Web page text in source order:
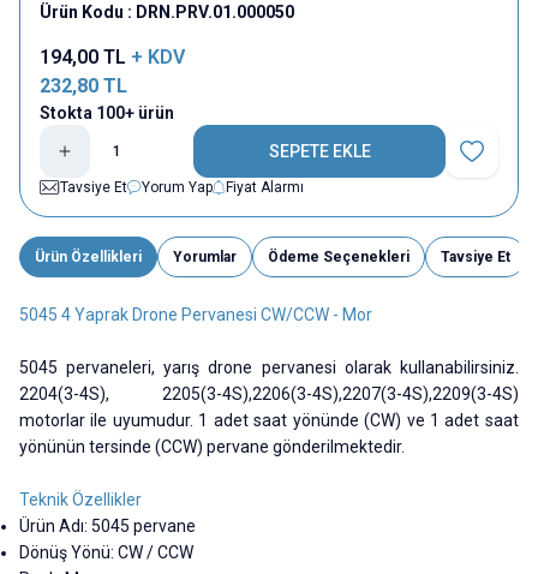
Ürün Kodu : DRN.PRV.01.000050
194,00 TL + KDV
232,80 TL
Stokta 100+ ürün
SEPETE EKLE
Favoriye
Tavsiye Et
Yorum Yap Fiyat Alarmı
Ürün Özellikleri Yorumlar Ödeme Seçenekleri Tavsiye Et
5045 4 Yaprak Drone Pervanesi CW/CCW - Mor
5045 pervaneleri, yarış drone pervanesi olarak kullanabilirsiniz.
2204(3-4S), 2205(3-4S),2206(3-4S),2207(3-4S),2209(3-4S)
motorlar ile uyumudur. 1 adet saat yönünde (CW) ve 1 adet saat
yönünün tersinde (CCW) pervane gönderilmektedir.
Teknik Özellikler
Ürün Adı: 5045 pervane
Dönüş Yönü: CW / CCW